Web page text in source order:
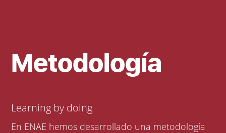
Metodología
Learning by doing
En ENAE hemos desarrollado una metodología